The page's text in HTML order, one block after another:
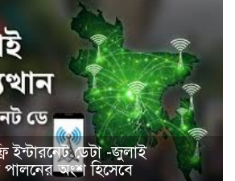
ইন্টারনেট ডেটা -জুলাই
অংশ হিসেবে